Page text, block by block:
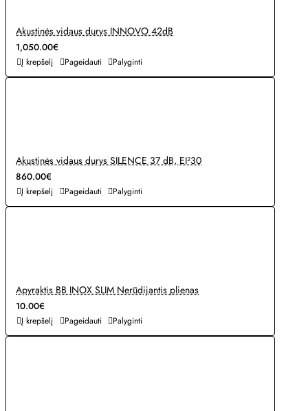
Akustinės vidaus durys INNOVO 42dB
1,050.00€
Į krepšelį Pageidauti Palyginti
Akustinės vidaus durys SILENCE 37 dB, EI²30
860.00€
Į krepšelį Pageidauti Palyginti
Apyraktis BB INOX SLIM Nerūdijantis plienas
10.00€
Į krepšelį Pageidauti Palyginti